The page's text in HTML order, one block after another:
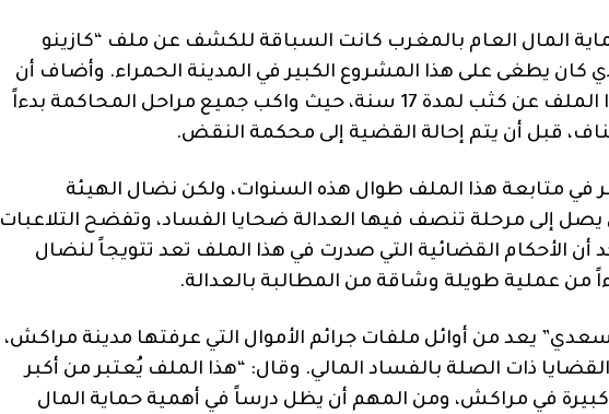
المال العام بالمغرب كانت السباقة للكشف عن ملف “كازينو
يطغى على هذا المشروع الكبير في المدينة الحمراء. وأضاف أن
الملف عن كثب لمدة
سنة، حيث واكب جميع مراحل المحاكمة بدءاً
قبل أن يتم إحالة القضية إلى محكمة النقض.
في متابعة هذا الملف طوال هذه السنوات، ولكن نضال الهيئة
يصل إلى مرحلة تنصف فيها العدالة ضحايا الفساد، وتفضح التلاعبات
أن الأحكام القضائية التي صدرت في هذا الملف تعد تتويجاً لنضال
من عملية طويلة وشاقة من المطالبة بالعدالة.
” يعد من أوائل ملفات جرائم الأموال التي عرفتها مدينة مراكش،
ذات الصلة بالفساد المالي. وقال: “هذا الملف يُعتبر من أكبر
في مراكش، ومن المهم أن يظل درساً في أهمية حماية المال